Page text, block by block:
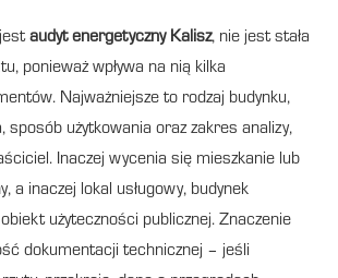
audyt energetyczny Kalisz, nie jest stała
ponieważ wpływa na nią kilka
Najważniejsze to rodzaj budynku,
sposób użytkowania oraz zakres analizy,
Inaczej wycenia się mieszkanie lub
a inaczej lokal usługowy, budynek
użyteczności publicznej. Znaczenie
dokumentacji technicznej – jeśli